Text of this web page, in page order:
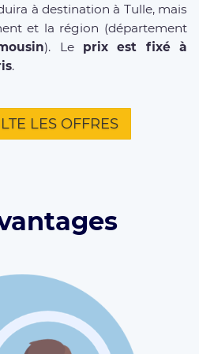
à destination à Tulle, mais
et la région (département
). Le prix est fixé à
.
LES OFFRES